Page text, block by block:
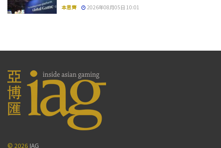
本思齊 2026年08月05日 10:01
© 2026 IAG